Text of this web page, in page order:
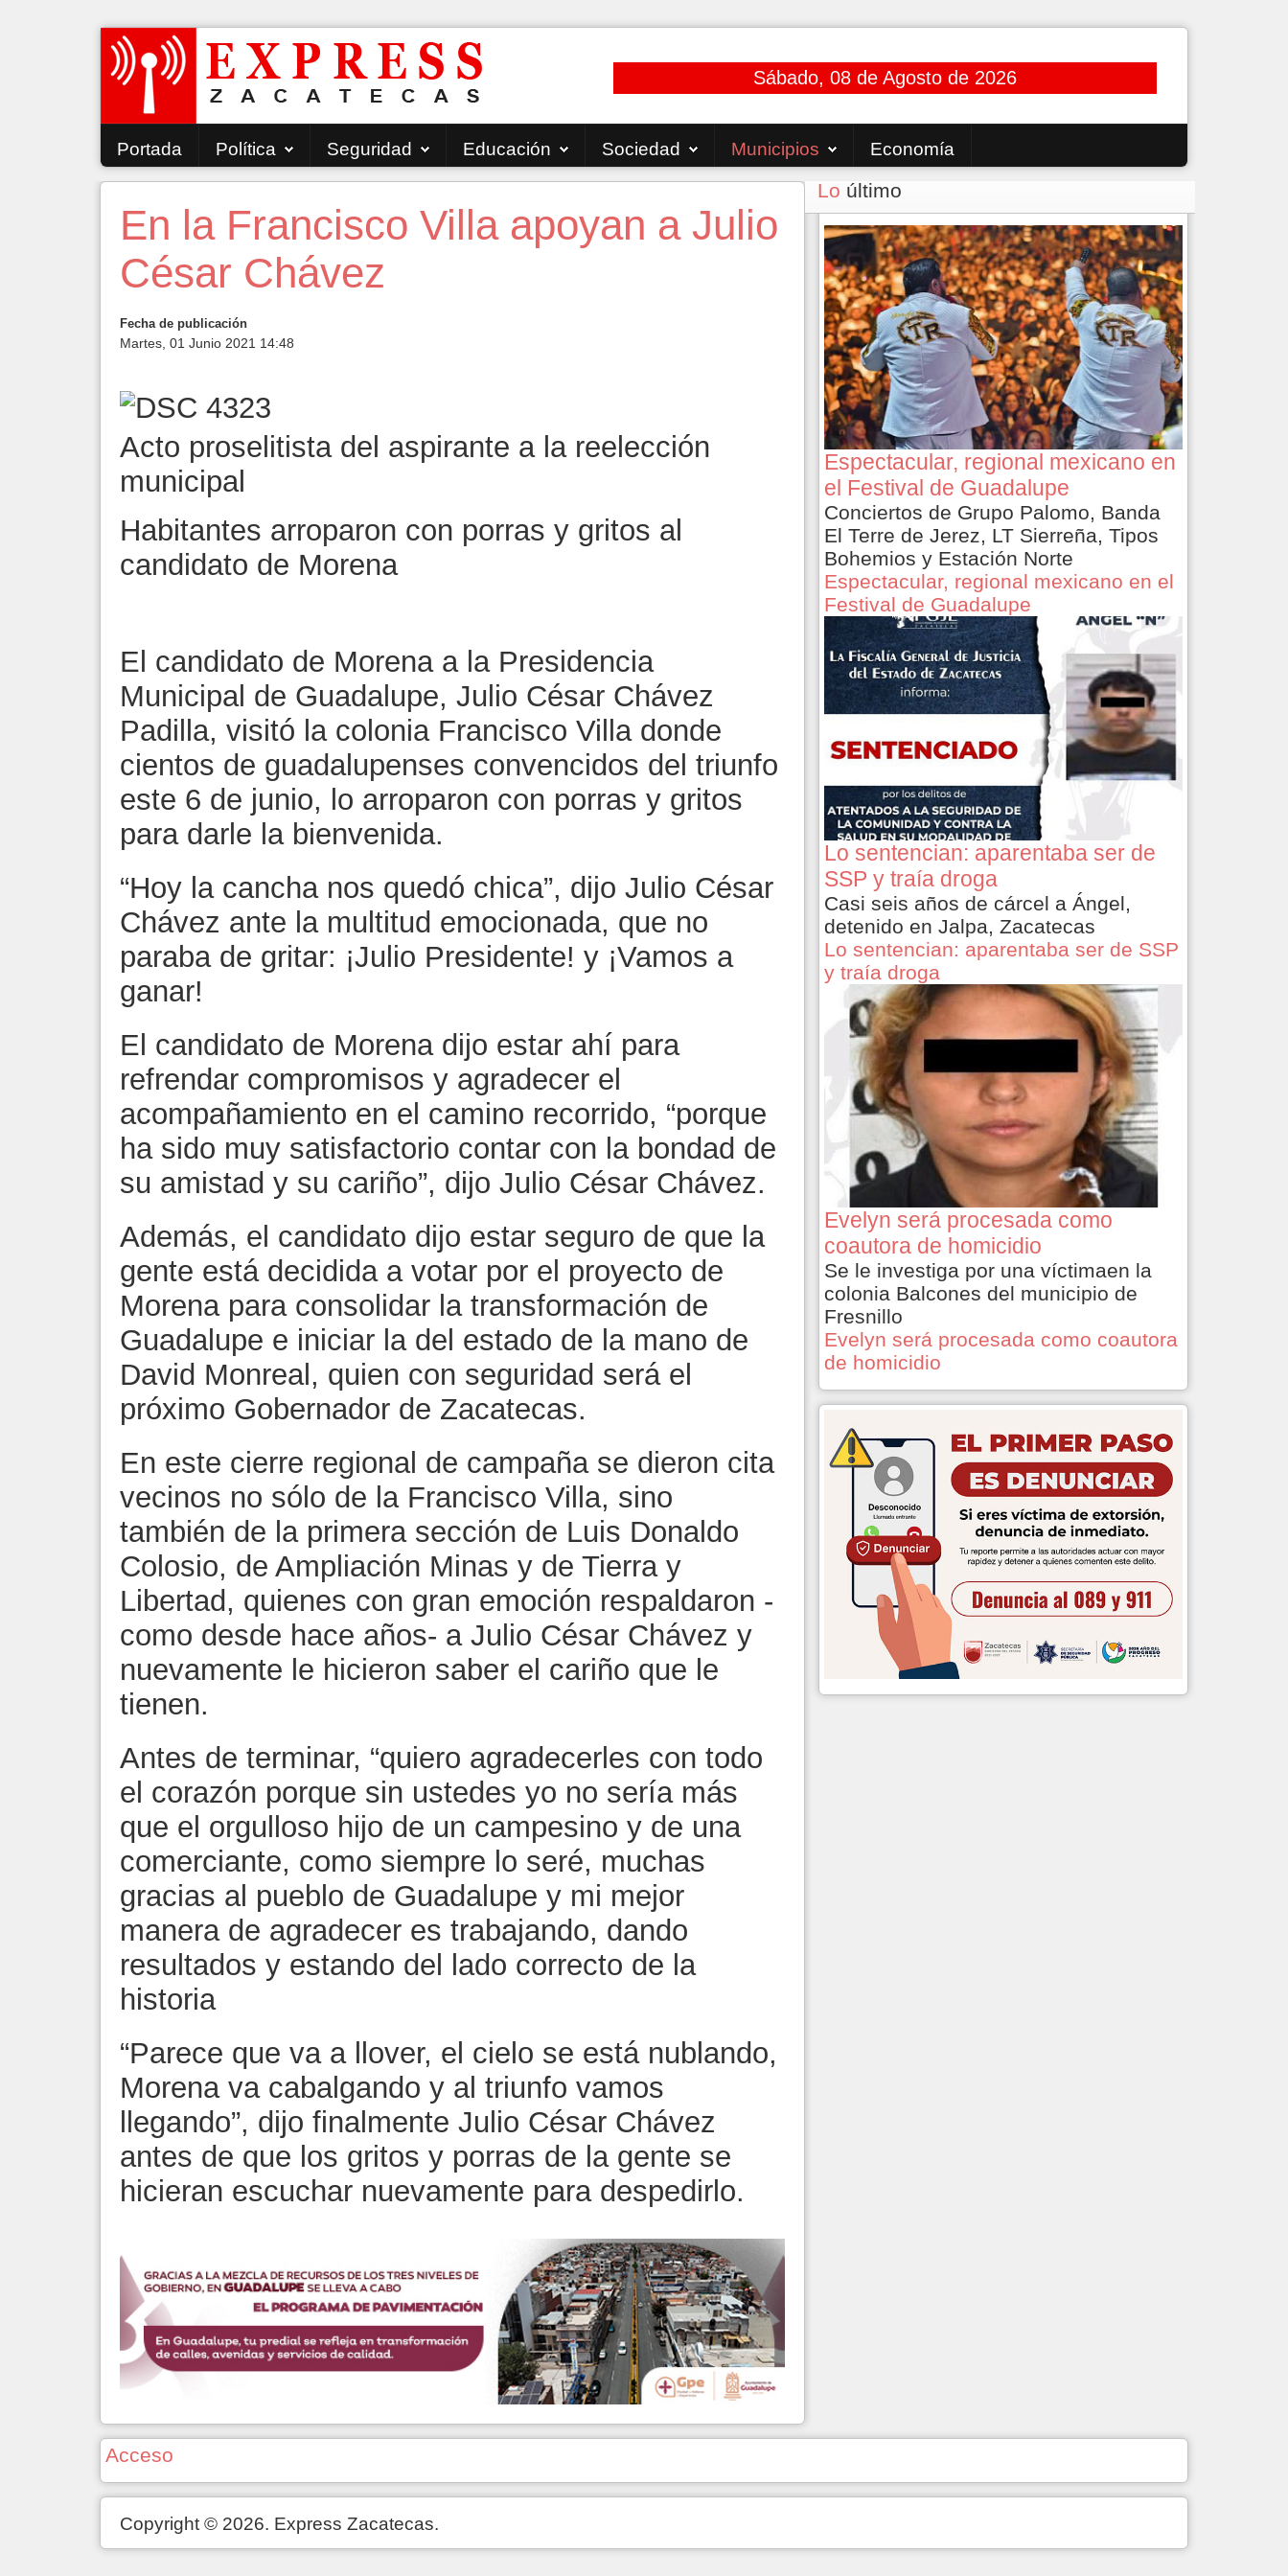
Sábado, 08 de Agosto de 2026
Portada Política Seguridad Educación Sociedad Municipios Economía
En la Francisco Villa apoyan a Julio
César Chávez
Fecha de publicación
Martes, 01 Junio 2021 14:48
Acto proselitista del aspirante a la reelección
municipal
Habitantes arroparon con porras y gritos al
candidato de Morena
El candidato de Morena a la Presidencia
Municipal de Guadalupe, Julio César Chávez
Padilla, visitó la colonia Francisco Villa donde
cientos de guadalupenses convencidos del triunfo
este 6 de junio, lo arroparon con porras y gritos
para darle la bienvenida.
“Hoy la cancha nos quedó chica”, dijo Julio César
Chávez ante la multitud emocionada, que no
paraba de gritar: ¡Julio Presidente! y ¡Vamos a
ganar!
El candidato de Morena dijo estar ahí para
refrendar compromisos y agradecer el
acompañamiento en el camino recorrido, “porque
ha sido muy satisfactorio contar con la bondad de
su amistad y su cariño”, dijo Julio César Chávez.
Además, el candidato dijo estar seguro de que la
gente está decidida a votar por el proyecto de
Morena para consolidar la transformación de
Guadalupe e iniciar la del estado de la mano de
David Monreal, quien con seguridad será el
próximo Gobernador de Zacatecas.
En este cierre regional de campaña se dieron cita
vecinos no sólo de la Francisco Villa, sino
también de la primera sección de Luis Donaldo
Colosio, de Ampliación Minas y de Tierra y
Libertad, quienes con gran emoción respaldaron -
como desde hace años- a Julio César Chávez y
nuevamente le hicieron saber el cariño que le
tienen.
Antes de terminar, “quiero agradecerles con todo
el corazón porque sin ustedes yo no sería más
que el orgulloso hijo de un campesino y de una
comerciante, como siempre lo seré, muchas
gracias al pueblo de Guadalupe y mi mejor
manera de agradecer es trabajando, dando
resultados y estando del lado correcto de la
historia
“Parece que va a llover, el cielo se está nublando,
Morena va cabalgando y al triunfo vamos
llegando”, dijo finalmente Julio César Chávez
antes de que los gritos y porras de la gente se
hicieran escuchar nuevamente para despedirlo.
Lo último
Espectacular, regional mexicano en
el Festival de Guadalupe
Conciertos de Grupo Palomo, Banda
El Terre de Jerez, LT Sierreña, Tipos
Bohemios y Estación Norte
Espectacular, regional mexicano en el
Festival de Guadalupe
Lo sentencian: aparentaba ser de
SSP y traía droga
Casi seis años de cárcel a Ángel,
detenido en Jalpa, Zacatecas
Lo sentencian: aparentaba ser de SSP
y traía droga
Evelyn será procesada como
coautora de homicidio
Se le investiga por una víctimaen la
colonia Balcones del municipio de
Fresnillo
Evelyn será procesada como coautora
de homicidio
Acceso
Copyright © 2026. Express Zacatecas.